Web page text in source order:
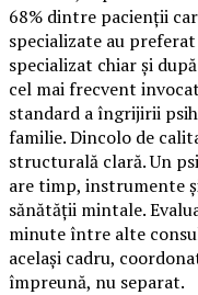
68% dintre pacienții
specializate au
specializat chiar și
cel mai frecvent
standard a îngrijirii
familie. Dincolo de
structurală clară. Un
are timp, instrumente
sănătății mintale.
minute între alte
același cadru,
împreună, nu separat.